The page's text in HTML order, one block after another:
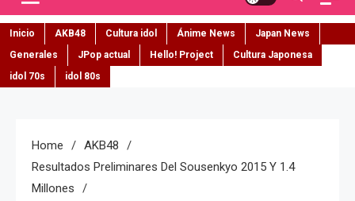
Inicio AKB48 Cultura idol Ánime News
Japan News
Generales
JPop actual Hello! Project
Cultura Japonesa
idol 70s
idol 80s
Home
AKB48
Resultados Preliminares Del Sousenkyo 2015 Y 1.4
Millones